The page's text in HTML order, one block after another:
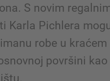
S novim
Karla Pichlera
robe u kraćem
površini